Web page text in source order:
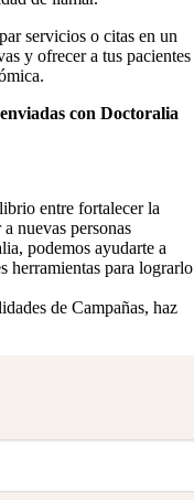
servicios o citas en un
y ofrecer a tus pacientes
con Doctoralia
entre fortalecer la
nuevas personas
podemos ayudarte a
herramientas para
de Campañas, haz